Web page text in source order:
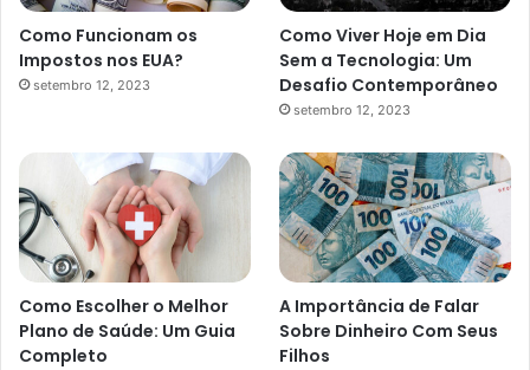
Como Funcionam os
Impostos nos EUA?
setembro 12, 2023
Como Viver Hoje em Dia
Sem a Tecnologia: Um
Desafio Contemporâneo
setembro 12, 2023
Como Escolher o Melhor
Plano de Saúde: Um Guia
Completo
A Importância de Falar
Sobre Dinheiro Com Seus
Filhos